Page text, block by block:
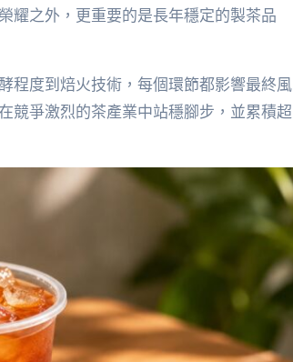
耀之外，更重要的是長年穩定的製茶品
程度到焙火技術，每個環節都影響最終風
競爭激烈的茶產業中站穩腳步，並累積超